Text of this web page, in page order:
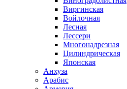
Виргинская
Войлочная
Лесная
Лессери
Многонадрезная
Цилиндрическая
Японская
Анхуза
Арабис